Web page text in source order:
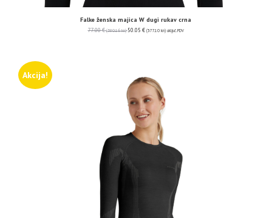
Falke ženska majica W dugi rukav crna
77.00€ (580.16 kn) 50.05 € (377.10 kn) uključ. PDV
Akcija!